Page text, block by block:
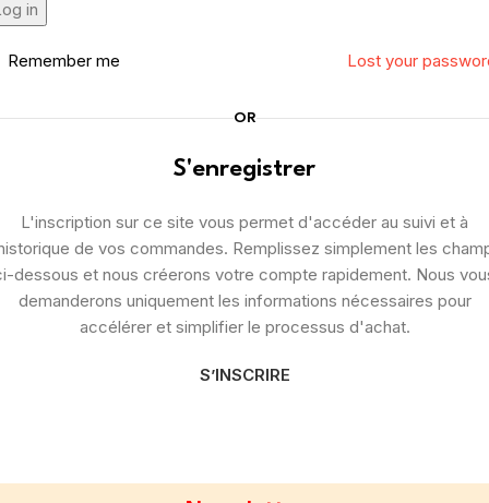
in
Lost your
Remember me
OR
S'enregistrer
L'inscription sur ce site vous permet d'accéder au suivi et à
de vos commandes. Remplissez simplement les
dessous et nous créerons votre compte rapidement. Nous
demanderons uniquement les informations nécessaires pour
accélérer et simplifier le processus d'achat.
S’INSCRIRE